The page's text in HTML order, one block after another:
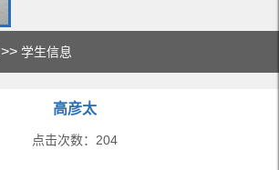
>>学生信息
高彦太
点击次数： 204